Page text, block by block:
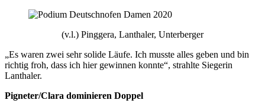
(v.l.) Pinggera, Lanthaler, Unterberger
„Es waren zwei sehr solide Läufe. Ich musste alles geben und bin
richtig froh, dass ich hier gewinnen konnte“, strahlte Siegerin
Lanthaler.
Pigneter/Clara dominieren Doppel